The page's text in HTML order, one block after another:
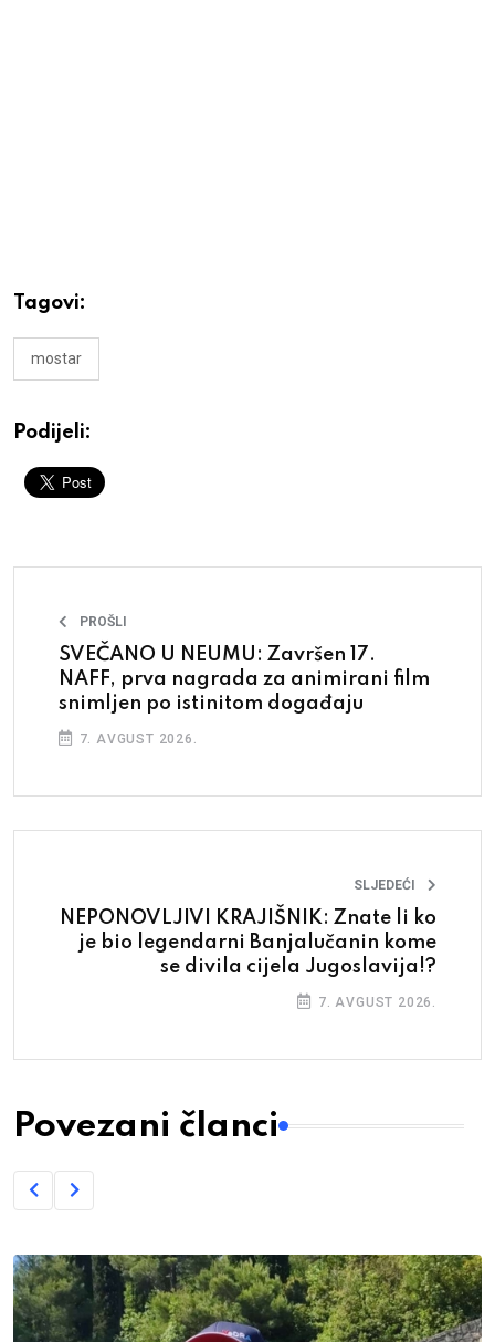
Tagovi:
mostar
Podijeli:
PROŠLI
SVEČANO U NEUMU: Završen 17.
NAFF, prva nagrada za animirani film
snimljen po istinitom događaju
7. AVGUST 2026.
SLJEDEĆI
NEPONOVLJIVI KRAJIŠNIK: Znate li ko
je bio legendarni Banjalučanin kome
se divila cijela Jugoslavija!?
7. AVGUST 2026.
Povezani članci